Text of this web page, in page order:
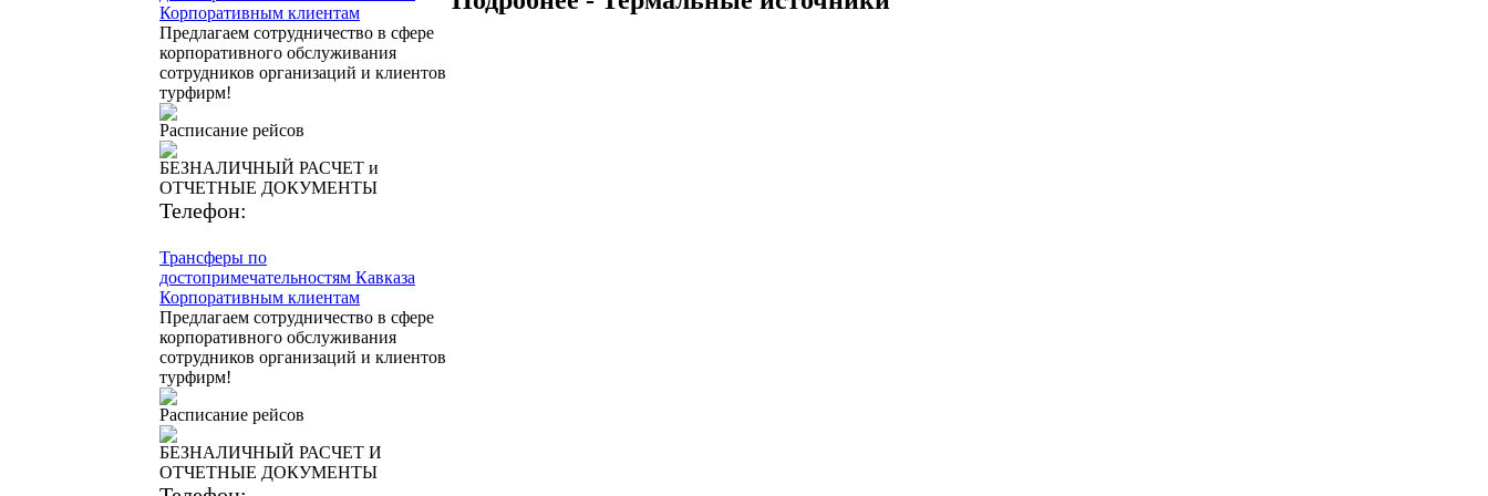
Корпоративным клиентам
Предлагаем сотрудничество в сфере
корпоративного обслуживания
сотрудников организаций и клиентов
турфирм!
Расписание рейсов
БЕЗНАЛИЧНЫЙ РАСЧЕТ и
ОТЧЕТНЫЕ ДОКУМЕНТЫ
Телефон:
Трансферы по
достопримечательностям Кавказа
Корпоративным клиентам
Предлагаем сотрудничество в сфере
корпоративного обслуживания
сотрудников организаций и клиентов
турфирм!
Расписание рейсов
БЕЗНАЛИЧНЫЙ РАСЧЕТ И
ОТЧЕТНЫЕ ДОКУМЕНТЫ